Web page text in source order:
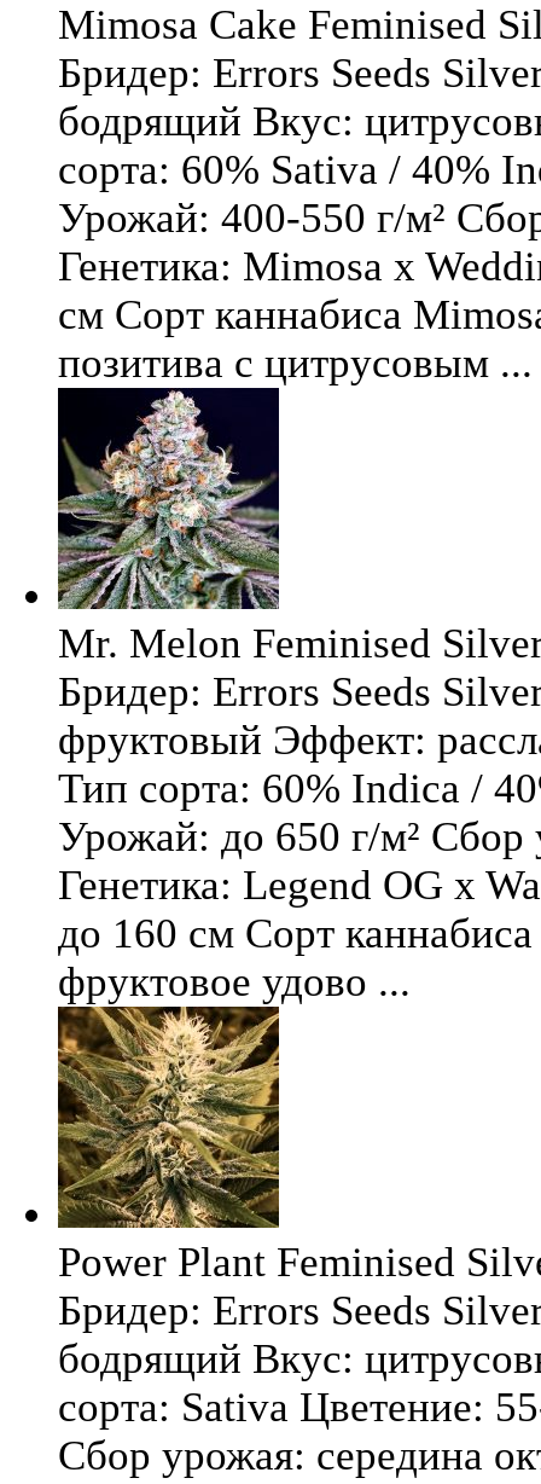
Mimosa Cake Feminised
Бридер: Errors Seeds
бодрящий Вкус:
сорта: 60% Sativa / 40%
Урожай: 400-550 г/м²
Генетика: Mimosa x
см Сорт каннабиса
позитива с цитрусовым ...
Mr. Melon Feminised
Бридер: Errors Seeds
фруктовый Эффект:
Тип сорта: 60% Indica /
Урожай: до 650 г/м² Сбор
Генетика: Legend OG x
до 160 см Сорт
фруктовое удово ...
Power Plant Feminised
Бридер: Errors Seeds
бодрящий Вкус:
сорта: Sativa Цветение:
Сбор урожая: середина